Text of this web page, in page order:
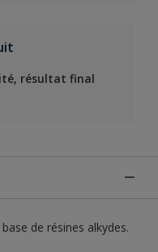
résultat final
de résines alkydes.